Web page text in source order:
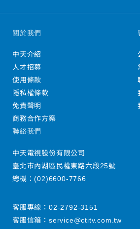
關於我們
中天介紹
人才招募
使用條款
隱私權條款
免責聲明
商務合作方案
聯絡我們
中天電視股份有限公司
臺北市內湖區民權東路六段25號
總機：(02)6600-7766
客服專線： 02-2792-3151
客服信箱： service@ctitv.com.tw